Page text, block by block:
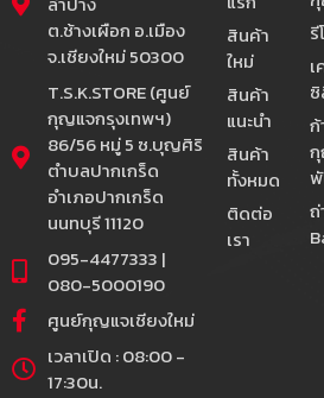
ต.ช้างเผือก อ.เมือง
จ.เชียงใหม่ 50300
T.S.K.STORE (ศูนย์
กุญแจกรุงเทพฯ)
86/56 หมู่ 5 ซ.บุญศิริ
ตำบลปากเกร็ด
อำเภอปากเกร็ด
นนทบุรี 11120
095-4477333 |
080-5000190
ศูนย์กุญแจเชียงใหม่
เวลาเปิด : 08:00 -
17:30น.
สินค้า
ใหม่
สินค้า
แนะนำ
สินค้า
ทั้งหมด
ติดต่อ
เรา
ก้
ถ่